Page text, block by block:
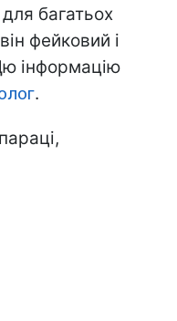
багатьох
фейковий і
інформацію
.